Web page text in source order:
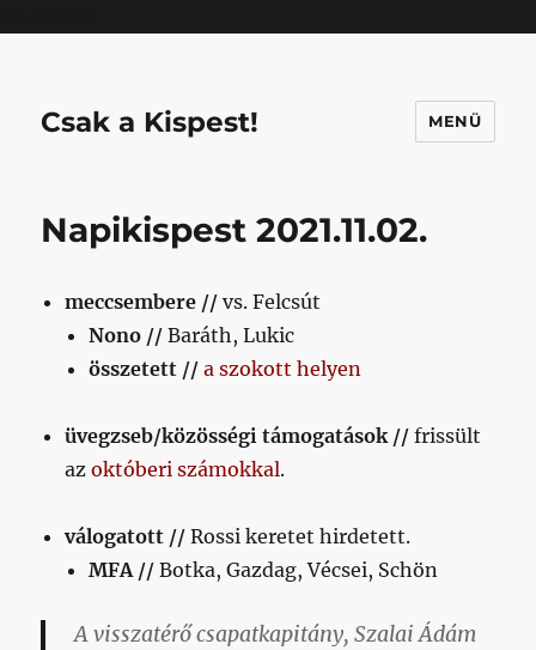
Csak a Kispest! MENÜ
Napikispest 2021.11.02.
meccsembere // vs. Felcsút
Nono // Baráth, Lukic
összetett // a szokott helyen
üvegzseb/közösségi támogatások // frissült
azoktóberi számokkal.
válogatott // Rossi keretet hirdetett.
MFA // Botka, Gazdag, Vécsei, Schön
A visszatérő csapatkapitány, Szalai Ádám